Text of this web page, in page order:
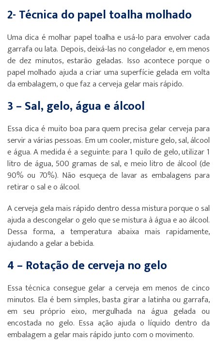
2- Técnica do papel toalha molhado
Uma dica é molhar papel toalha e usá-lo para envolver cada
garrafa ou lata. Depois, deixá-las no congelador e, em menos
de dez minutos, estarão geladas. Isso acontece porque o
papel molhado ajuda a criar uma superfície gelada em volta
da embalagem, o que faz a cerveja gelar mais rápido.
3 – Sal, gelo, água e álcool
Essa dica é muito boa para quem precisa gelar cerveja para
servir a várias pessoas. Em um cooler, misture gelo, sal, álcool
e água. A medida é a seguinte: para 1 quilo de gelo, utilizar 1
litro de água, 500 gramas de sal, e meio litro de álcool (de
90% ou 70%). Não esqueça de lavar as embalagens para
retirar o sal e o álcool.
A cerveja gela mais rápido dentro dessa mistura porque o sal
ajuda a descongelar o gelo que se mistura à água e ao álcool.
Dessa forma, a temperatura abaixa mais rapidamente,
ajudando a gelar a bebida.
4 – Rotação de cerveja no gelo
Essa técnica consegue gelar a cerveja em menos de cinco
minutos. Ela é bem simples, basta girar a latinha ou garrafa,
em seu próprio eixo, mergulhada na água gelada ou
encostada no gelo. Essa ação ajuda o líquido dentro da
embalagem a gelar mais rápido junto com o movimento.